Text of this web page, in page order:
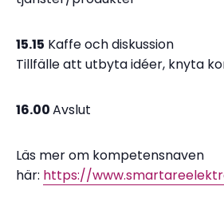
15.15 Kaffe och diskussion
Tillfälle att utbyta idéer, knyta
16.00Avslut
Läs mer om kompetensnaven
här: https://